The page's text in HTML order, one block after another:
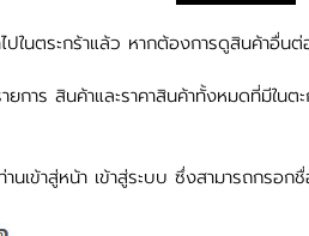
ปในตระกร้าแล้ว หากต้องการดูสินค้าอื่น
าร สินค้าและราคาสินค้าทั้งหมดที่มีในต
นเข้าสู่หน้า เข้าสู่ระบบ ซึ่งสามารถกร